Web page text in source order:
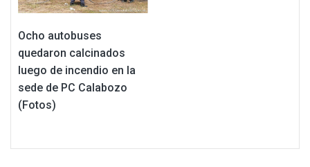
Ocho autobuses
quedaron calcinados
luego de incendio en la
sede de PC Calabozo
(Fotos)